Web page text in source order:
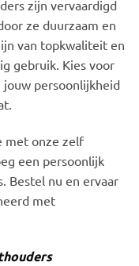
zijn vervaardigd
ze duurzaam en
van topkwaliteit en
gebruik. Kies voor
persoonlijkheid
met onze zelf
een persoonlijk
Bestel nu en ervaar
met